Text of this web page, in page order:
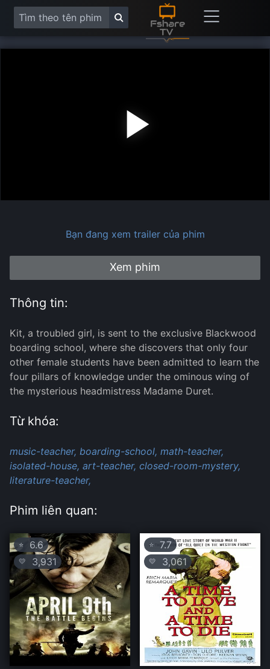
Bạn đang xem trailer của phim
Xem phim
Thông tin:
Kit, a troubled girl, is sent to the exclusive Blackwood
boarding school, where she discovers that only four
other female students have been admitted to learn the
four pillars of knowledge under the ominous wing of
the mysterious headmistress Madame Duret.
Từ khóa:
music-teacher, boarding-school, math-teacher,
isolated-house, art-teacher, closed-room-mystery,
literature-teacher,
Phim liên quan:
⭐ 6.6
💛 3,931
⭐ 7.7
💛 3,061